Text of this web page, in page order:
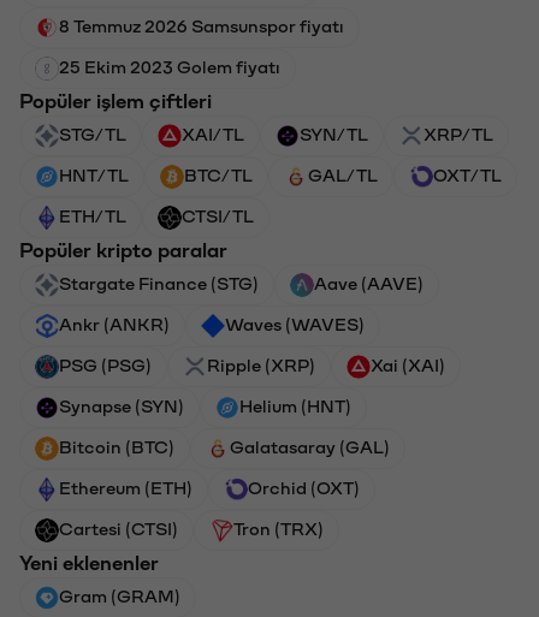
8 Temmuz 2026 Samsunspor fiyatı
25 Ekim 2023 Golem fiyatı
Popüler işlem çiftleri
STG/TL XAI/TL SYN/TL XRP/TL
HNT/TL BTC/TL GAL/TL OXT/TL
ETH/TL CTSI/TL
Popüler kripto paralar
Stargate Finance (STG) Aave (AAVE)
Ankr (ANKR) Waves (WAVES)
PSG (PSG) Ripple (XRP) Xai (XAI)
Synapse (SYN) Helium (HNT)
Bitcoin (BTC) Galatasaray (GAL)
Ethereum (ETH) Orchid (OXT)
Cartesi (CTSI) Tron (TRX)
Yeni eklenenler
Gram (GRAM)